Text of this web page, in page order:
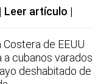
Leer artículo
Costera de EEUU
a cubanos varados
deshabitado de